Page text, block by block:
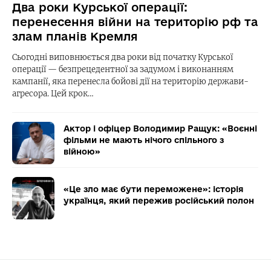
Два роки Курської операції:
перенесення війни на територію рф та
злам планів Кремля
Сьогодні виповнюється два роки від початку Курської
операції — безпрецедентної за задумом і виконанням
кампанії, яка перенесла бойові дії на територію держави-
агресора. Цей крок…
Актор і офіцер Володимир Ращук: «Воєнні
фільми не мають нічого спільного з
війною»
«Це зло має бути переможене»: історія
українця, який пережив російський полон